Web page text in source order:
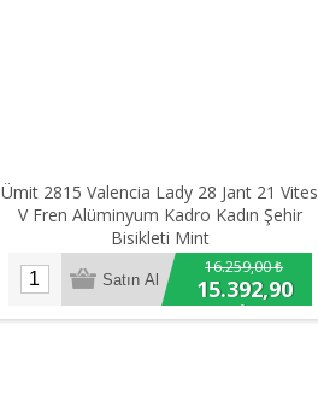
Ümit 2815 Valencia Lady 28 Jant 21 Vites
V Fren Alüminyum Kadro Kadın Şehir
Bisikleti Mint
16.259,00 ₺
15.392,90
₺